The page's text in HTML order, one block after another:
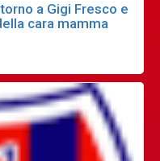
a Gigi Fresco e
cara mamma